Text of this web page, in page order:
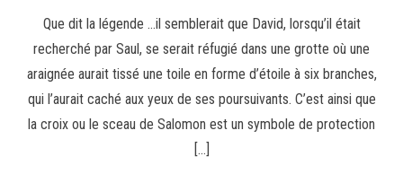
Que dit la légende …il semblerait que David, lorsqu’il était
recherché par Saul, se serait réfugié dans une grotte où une
araignée aurait tissé une toile en forme d’étoile à six branches,
qui l’aurait caché aux yeux de ses poursuivants. C’est ainsi que
la croix ou le sceau de Salomon est un symbole de protection
[…]